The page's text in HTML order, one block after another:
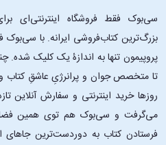
سی‌بوک فقط فروشگاه اینترنتی‌ای
بزرگ‌ترین کتاب‌فروشی ایرانه. با
تا متخصص جوان و پرانرژیِ عاشقِ کتاب
روزها خرید اینترنتی و سفارش آنلاین
می‌گرفت و سی‌بوک هم توی همین فضا
فرستادن کتاب به دوردست‌ترین جاهای